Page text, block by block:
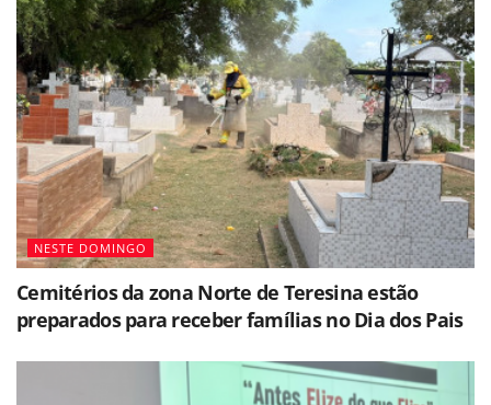
NESTE DOMINGO
Cemitérios da zona Norte de Teresina estão
preparados para receber famílias no Dia dos Pais